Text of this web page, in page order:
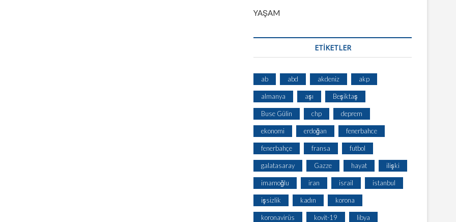
YAŞAM
ETİKETLER
ab abd akdeniz akp
almanya aşı Beşiktaş
Buse Gülin chp deprem
ekonomi erdoğan fenerbahce
fenerbahçe fransa futbol
galatasaray Gazze hayat ilişki
imamoğlu iran israil istanbul
işsizlik kadın korona
koronavirüs kovit-19 libya